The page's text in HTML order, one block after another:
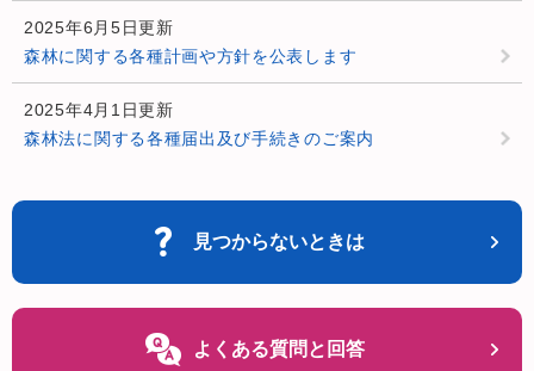
2025年6月5日更新
森林に関する各種計画や方針を公表します
2025年4月1日更新
森林法に関する各種届出及び手続きのご案内
見つからないときは
よくある質問と回答